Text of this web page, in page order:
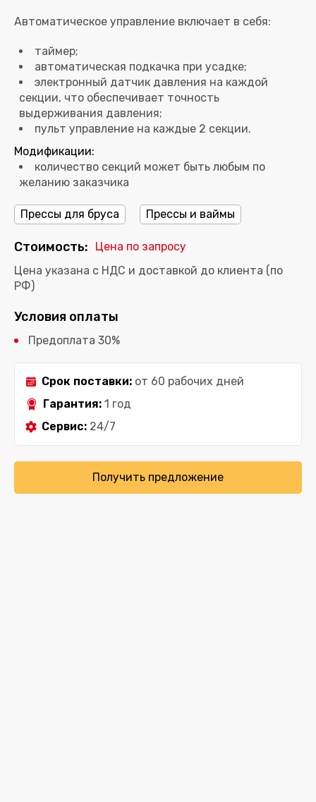
таймер;
автоматическая подкачка при усадке;
электронный датчик давления на каждой
секции, что обеспечивает точность
выдерживания давления;
пульт управление на каждые 2 секции.
Модификации:
количество секций может быть любым по
желанию заказчика
Прессы для бруса Прессы и ваймы
Стоимость:
Цена по запросу
Цена указана с НДС и доставкой до клиента (по
РФ)
Условия оплаты
Предоплата 30%
Срок поставки: от 60 рабочих дней
Гарантия: 1 год
Сервис: 24/7
Получить предложение